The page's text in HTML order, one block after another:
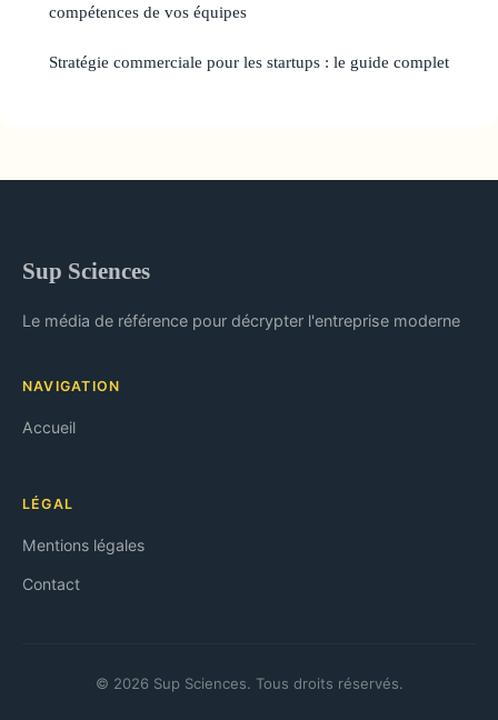
compétences de vos équipes
Stratégie commerciale pour les startups : le guide complet
Sup Sciences
Le média de référence pour décrypter l'entreprise moderne
NAVIGATION
Accueil
LÉGAL
Mentions légales
Contact
© 2026 Sup Sciences. Tous droits réservés.